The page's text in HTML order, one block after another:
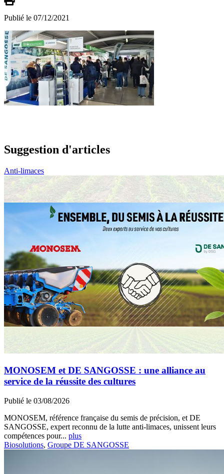
Publié le 07/12/2021
Suggestion d'articles
Anti-limaces
MONOSEM et DE SANGOSSE : une alliance au
service de la réussite des cultures
Publié le 03/08/2026
MONOSEM, référence française du semis de précision, et DE
SANGOSSE, expert reconnu de la lutte anti-limaces, unissent leurs
compétences pour... plus
Biosolutions, Groupe DE SANGOSSE